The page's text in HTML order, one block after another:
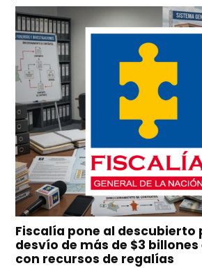
Fiscalía pone al descubierto
desvío de más de $3
con recursos de regalías